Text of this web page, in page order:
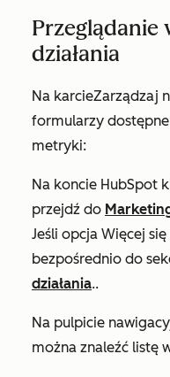
Przeglądanie
działania
Na karcieZarządzaj
formularzy
metryki:
Na koncie HubSpot
przejdź do
Jeśli opcja Więcej
bezpośrednio do
działania..
Na pulpicie
można znaleźć listę